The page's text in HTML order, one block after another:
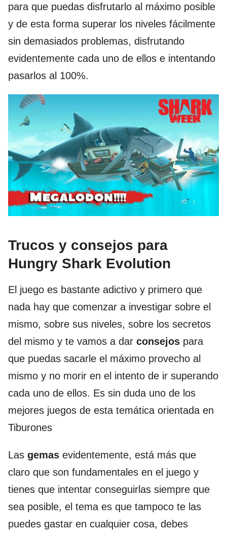
para que puedas disfrutarlo al máximo posible
y de esta forma superar los niveles fácilmente
sin demasiados problemas, disfrutando
evidentemente cada uno de ellos e intentando
pasarlos al 100%.
Trucos y consejos para
Hungry Shark Evolution
El juego es bastante adictivo y primero que
nada hay que comenzar a investigar sobre el
mismo, sobre sus niveles, sobre los secretos
del mismo y te vamos a dar consejos para
que puedas sacarle el máximo provecho al
mismo y no morir en el intento de ir superando
cada uno de ellos. Es sin duda uno de los
mejores juegos de esta temática orientada en
Tiburones
Las gemas evidentemente, está más que
claro que son fundamentales en el juego y
tienes que intentar conseguirlas siempre que
sea posible, el tema es que tampoco te las
puedes gastar en cualquier cosa, debes